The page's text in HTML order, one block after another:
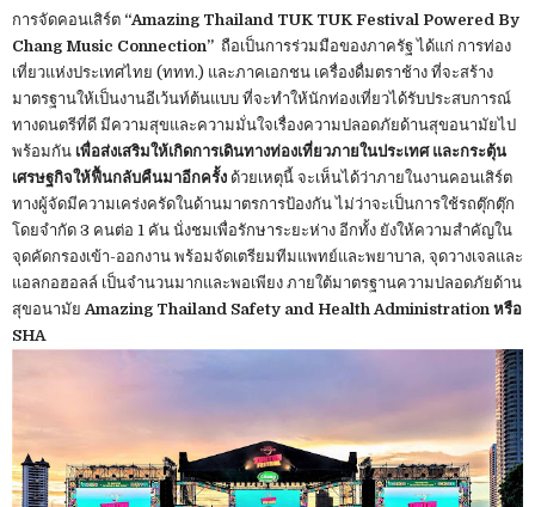
การจัดคอนเสิร์ต “Amazing Thailand TUK TUK Festival Powered By
Chang Music Connection” ถือเป็นการร่วมมือของภาครัฐ ได้แก่ การท่อง
เที่ยวแห่งประเทศไทย (ททท.) และภาคเอกชน เครื่องดื่มตราช้าง ที่จะสร้าง
มาตรฐานให้เป็นงานอีเว้นท์ต้นแบบ ที่จะทำให้นักท่องเที่ยวได้รับประสบการณ์
ทางดนตรีที่ดี มีความสุขและความมั่นใจเรื่องความปลอดภัยด้านสุขอนามัยไป
พร้อมกัน เพื่อส่งเสริมให้เกิดการเดินทางท่องเที่ยวภายในประเทศ และกระตุ้น
เศรษฐกิจให้ฟื้นกลับคืนมาอีกครั้ง ด้วยเหตุนี้ จะเห็นได้ว่าภายในงานคอนเสิร์ต
ทางผู้จัดมีความเคร่งครัดในด้านมาตรการป้องกัน ไม่ว่าจะเป็นการใช้รถตุ๊กตุ๊ก
โดยจำกัด 3 คนต่อ 1 คัน นั่งชมเพื่อรักษาระยะห่าง อีกทั้ง ยังให้ความสำคัญใน
จุดคัดกรองเข้า-ออกงาน พร้อมจัดเตรียมทีมแพทย์และพยาบาล, จุดวางเจลและ
แอลกอฮอลล์ เป็นจำนวนมากและพอเพียง ภายใต้มาตรฐานความปลอดภัยด้าน
สุขอนามัย Amazing Thailand Safety and Health Administration หรือ
SHA